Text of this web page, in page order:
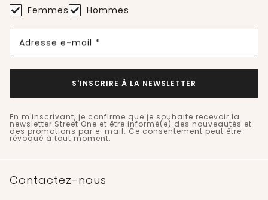
Femmes Hommes
Adresse e-mail *
S'INSCRIRE À LA NEWSLETTER
En m'inscrivant, je confirme que je souhaite recevoir la
newsletter Street One et être informé(e) des nouveautés et
des promotions par e-mail. Ce consentement peut être
révoqué à tout moment.
Contactez-nous